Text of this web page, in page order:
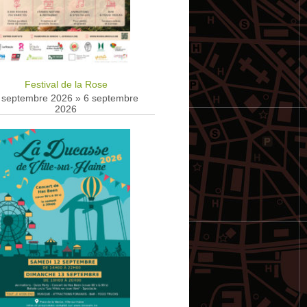
Festival de la Rose
2026 » 6 septembre
2026